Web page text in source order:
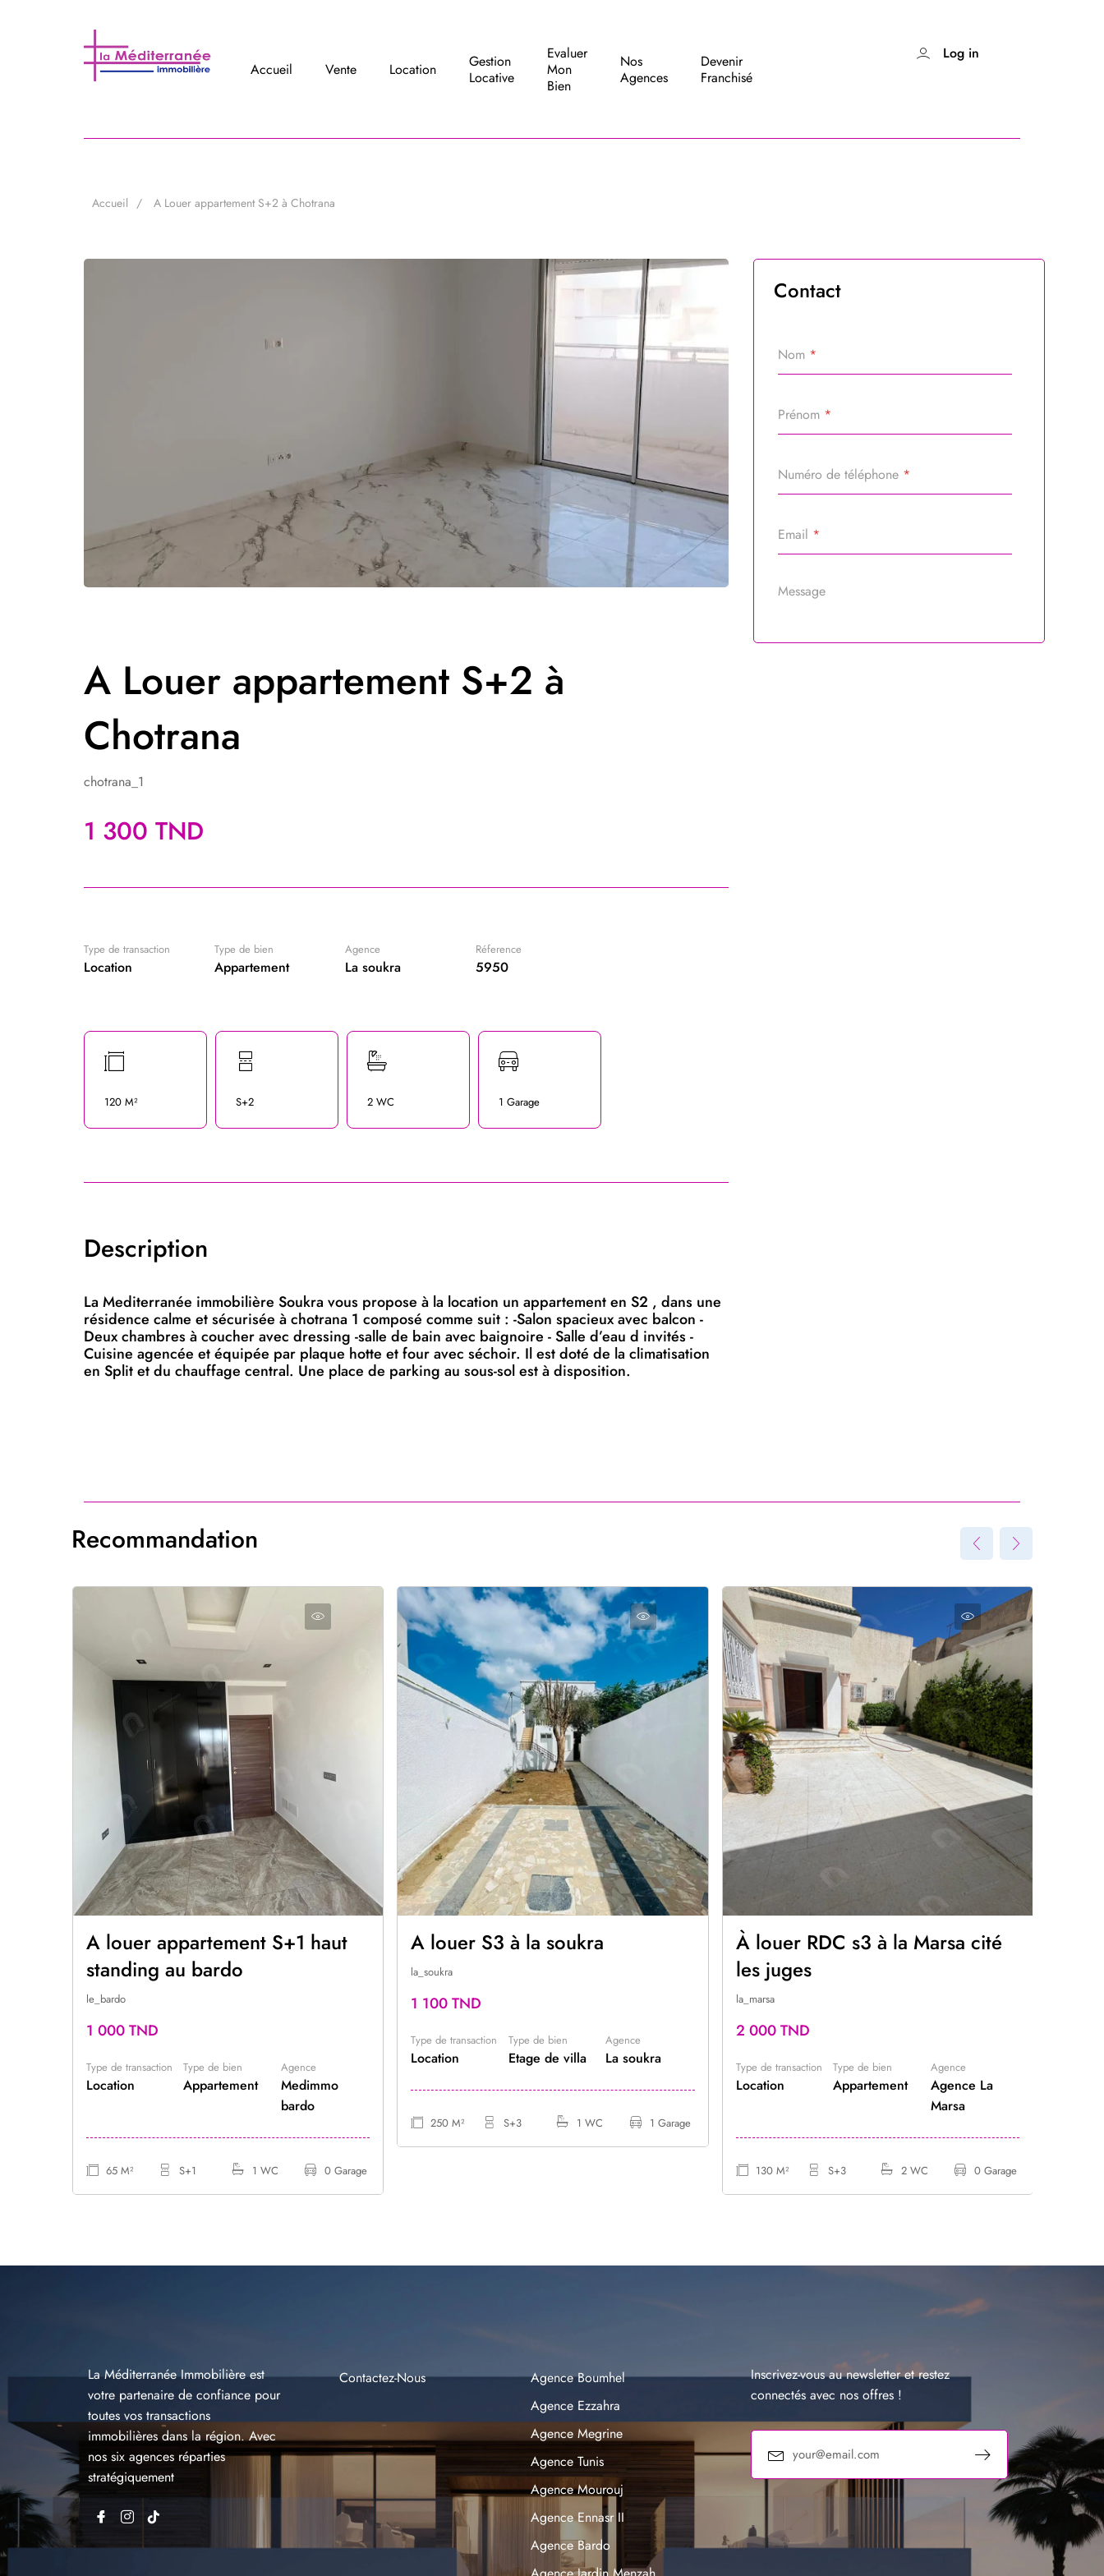
Accueil Vente Location
Gestion
Locative
Evaluer
Mon
Bien
Nos
Agences
Devenir
Franchisé
Log in
Accueil A Louer appartement S+2 à Chotrana
A Louer appartement S+2 à
Chotrana
chotrana_1
1 300 TND
Type de transaction
Location
Type de bien
Appartement
Agence
La soukra
Réference
5950
120 M² S+2 2 WC 1 Garage
Description
La Mediterranée immobilière Soukra vous propose à la location un appartement en S2 , dans une
résidence calme et sécurisée à chotrana 1 composé comme suit : -Salon spacieux avec balcon -
Deux chambres à coucher avec dressing -salle de bain avec baignoire - Salle d’eau d invités -
Cuisine agencée et équipée par plaque hotte et four avec séchoir. Il est doté de la climatisation
en Split et du chauffage central. Une place de parking au sous-sol est à disposition.
Contact
Nom *
Prénom *
Numéro de téléphone *
Email *
Message
Recommandation
A louer appartement S+1 haut
standing au bardo
le_bardo
1 000 TND
Type de transaction
Location
Type de bien
Appartement
Agence
Medimmo
bardo
65 M² S+1 1 WC 0 Garage
A louer S3 à la soukra
la_soukra
1 100 TND
Type de transaction
Location
Type de bien
Etage de villa
Agence
La soukra
250 M² S+3 1 WC 1 Garage
À louer RDC s3 à la Marsa cité
les juges
la_marsa
2 000 TND
Type de transaction
Location
Type de bien
Appartement
Agence
Agence La
Marsa
130 M² S+3 2 WC 0 Garage
La Méditerranée Immobilière est
votre partenaire de confiance pour
toutes vos transactions
immobilières dans la région. Avec
nos six agences réparties
stratégiquement
Contactez-Nous
Agence Boumhel
Agence Ezzahra
Agence Megrine
Agence Tunis
Agence Mourouj
Agence Ennasr II
Agence Bardo
Inscrivez-vous au newsletter et restez
connectés avec nos offres !